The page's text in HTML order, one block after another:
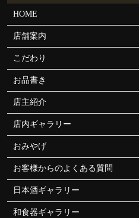
HOME
店舗案内
こだわり
お品書き
店主紹介
店内ギャラリー
おみやげ
お客様からのよくある質問
日本酒ギャラリー
和食器ギャラリー